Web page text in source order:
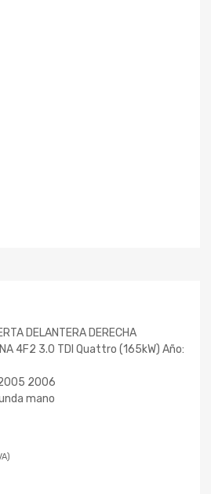
DELANTERA DERECHA
4F2 3.0 TDI Quattro (165kW) Año:
2006
mano